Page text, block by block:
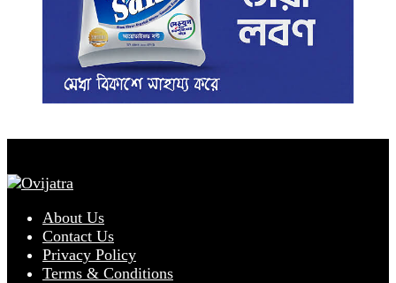
About Us
Contact Us
Privacy Policy
Terms & Conditions